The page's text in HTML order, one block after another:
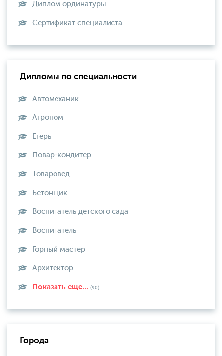
Диплом ординатуры
Сертификат специалиста
Дипломы по специальности
Автомеханик
Агроном
Егерь
Повар-кондитер
Товаровед
Бетонщик
Воспитатель детского сада
Воспитатель
Горный мастер
Архитектор
Показать еще... (90)
Города